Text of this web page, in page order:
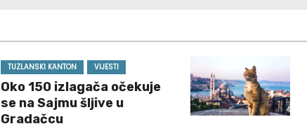
TUZLANSKI KANTON VIJESTI
Oko 150 izlagača očekuje
se na Sajmu šljive u
Gradačcu